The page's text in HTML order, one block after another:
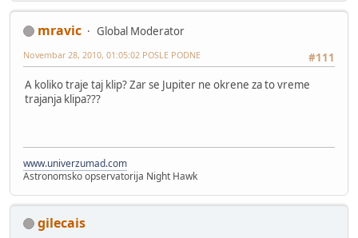
mravic
Global Moderator
#111
Novembar 28, 2010, 01:05:02 POSLE PODNE
A koliko traje taj klip? Zar se Jupiter ne okrene za to vreme
trajanja klipa???
www.univerzumad.com
Astronomsko opservatorija Night Hawk
gilecais